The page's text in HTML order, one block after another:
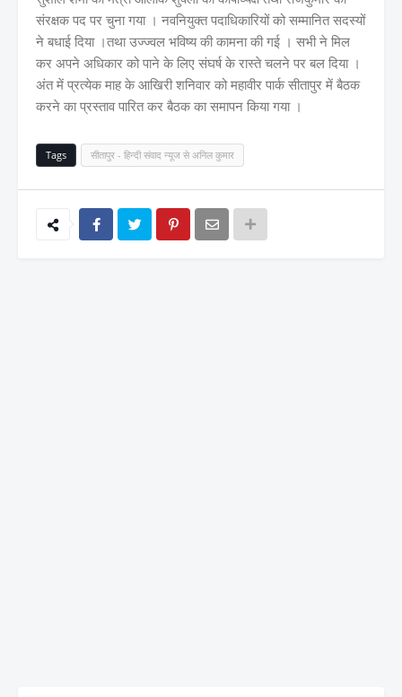
संरक्षक पद पर चुना गया । नवनियुक्त पदाधिकारियों को सम्मानित सदस्यों
ने बधाई दिया ।तथा उज्ज्वल भविष्य की कामना की गई । सभी ने मिल
कर अपने अधिकार को पाने के लिए संघर्ष के रास्ते चलने पर बल दिया ।
अंत में प्रत्येक माह के आखिरी शनिवार को महावीर पार्क सीतापुर में बैठक
करने का प्रस्ताव पारित कर बैठक का समापन किया गया ।
Tags सीतापुर - हिन्दी संवाद न्यूज से अनिल कुमार